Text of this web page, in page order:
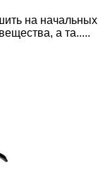
на начальных
а та.....